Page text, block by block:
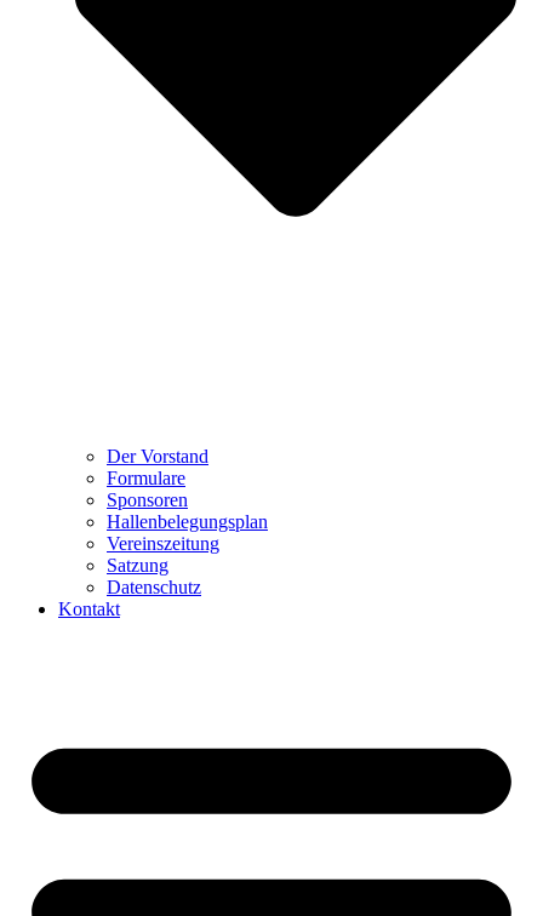
Der Vorstand
Formulare
Sponsoren
Hallenbelegungsplan
Vereinszeitung
Satzung
Datenschutz
Kontakt